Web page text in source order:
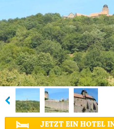
JETZT EIN HOTEL